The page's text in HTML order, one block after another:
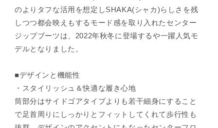
のよりタフな活用を想定しSHAKA(シャカ)らしさを残
しつつ都会映えもするモード感を取り入れたセンター
ジップブーツは、2022年秋冬に登場するや一躍人気モ
デルとなりました。
■デザインと機能性
・スタイリッシュ＆快適な履き心地
筒部分はサイドゴアタイプよりも若干細身にすること
で足首周りにしっかりとフィットしてくれて歩行性も